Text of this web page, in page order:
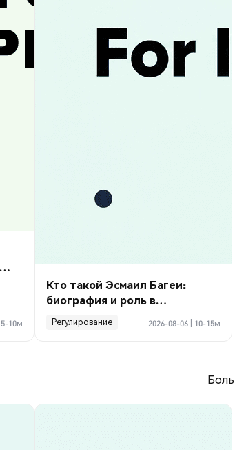
5-10м
Кто такой Эсмаил Багеи:
биография и роль в
криптосделке по Ормузу
Регулирование 2026-08-06 10-15м